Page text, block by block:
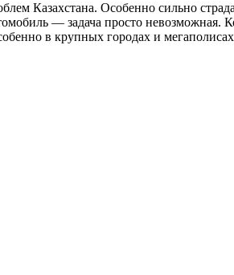
Казахстана. Особенно сильно
— задача просто невозможная.
в крупных городах и